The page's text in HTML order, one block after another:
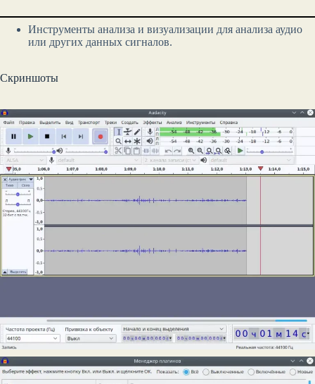
Инструменты анализа и визуализации для анализа аудио
или других данных сигналов.
Скриншоты